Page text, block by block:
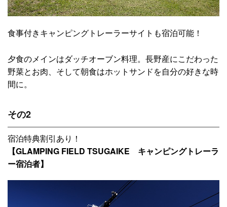
食事付きキャンピングトレーラーサイトも宿泊可能！
夕食のメインはダッチオーブン料理。長野産にこだわった
野菜とお肉、そして朝食はホットサンドを自分の好きな時
間に。
その2
宿泊特典割引あり！
【GLAMPING FIELD TSUGAIKE キャンピングトレーラ
ー宿泊者】